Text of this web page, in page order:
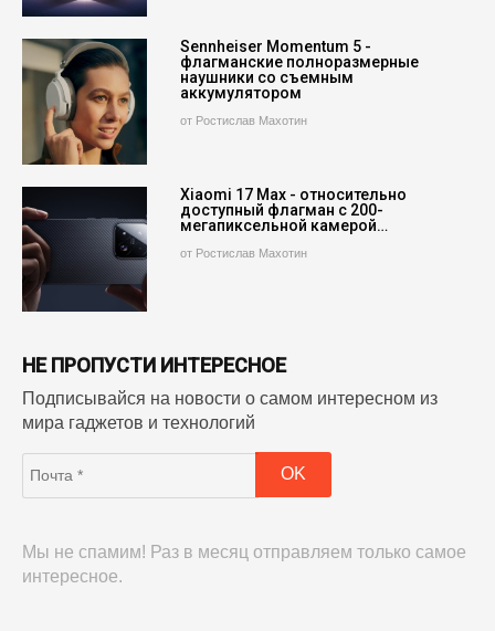
Sennheiser Momentum 5 -
флагманские полноразмерные
наушники со съемным
аккумулятором
от Ростислав Махотин
Xiaomi 17 Max - относительно
доступный флагман с 200-
мегапиксельной камерой…
от Ростислав Махотин
НЕ ПРОПУСТИ ИНТЕРЕСНОЕ
Подписывайся на новости о самом интересном из
мира гаджетов и технологий
Мы не спамим! Раз в месяц отправляем только самое
интересное.